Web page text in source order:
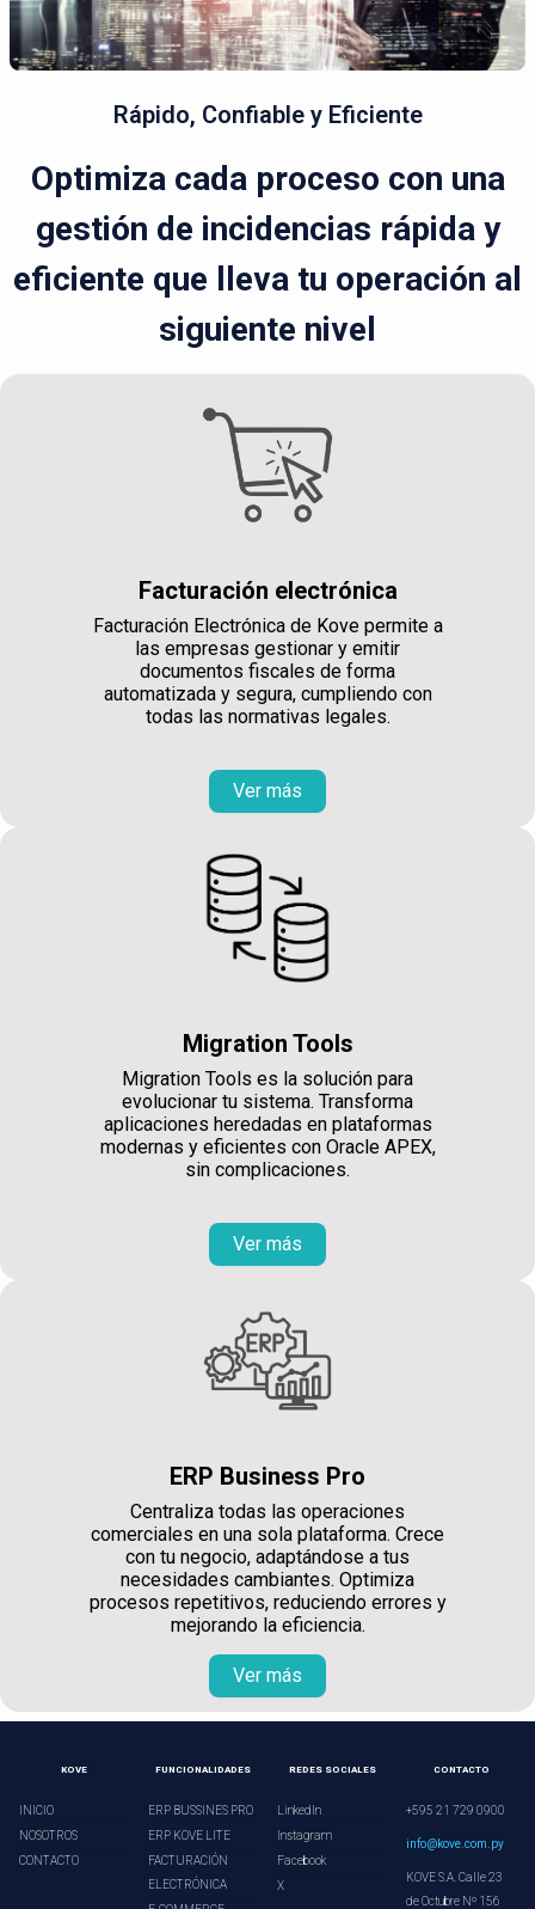
Rápido, Confiable y Eficiente
Optimiza cada proceso con una
gestión de incidencias rápida y
eficiente que lleva tu operación al
siguiente nivel
Facturación electrónica
Facturación Electrónica de Kove permite a
las empresas gestionar y emitir
documentos fiscales de forma
automatizada y segura, cumpliendo con
todas las normativas legales.
Ver más
Migration Tools
Migration Tools es la solución para
evolucionar tu sistema. Transforma
aplicaciones heredadas en plataformas
modernas y eficientes con Oracle APEX,
sin complicaciones.
Ver más
ERP Business Pro
Centraliza todas las operaciones
comerciales en una sola plataforma. Crece
con tu negocio, adaptándose a tus
necesidades cambiantes. Optimiza
procesos repetitivos, reduciendo errores y
mejorando la eficiencia.
Ver más
KOVE
INICIO
NOSOTROS
CONTACTO
FUNCIONALIDADES
ERP BUSSINES PRO
ERP KOVE LITE
FACTURACIÓN
ELECTRÓNICA
REDES SOCIALES
LinkedIn
Instagram
Facebook
X
CONTACTO
+595 21 729 0900
info@kove.com.py
KOVE S.A. Calle 23
de Octubre Nº 156